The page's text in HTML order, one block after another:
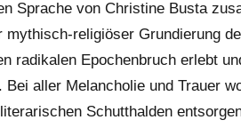
Sprache von Christine Busta
religiöser Grundierung
radikalen Epochenbruch erlebt
aller Melancholie und Trauer
Schutthalden